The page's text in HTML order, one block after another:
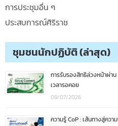
การประชุมอื่น ๆ
ประสบการณ์ศิริราช
ชุมชนนักปฏิบัติ (ล่าสุด)
การรับรองสิทธิล่วงหน้าผ่า
เวลารอคอย
09/07/2026
ความรู้ CoP : เส้นทางสู่คว